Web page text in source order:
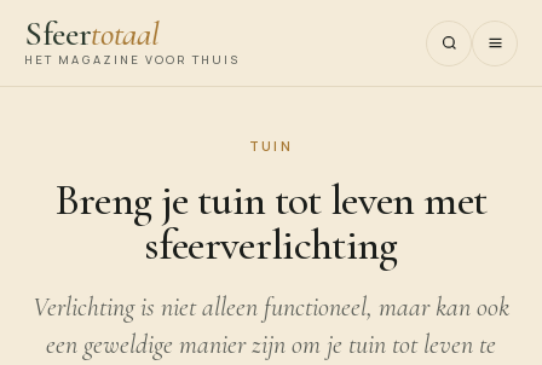
Sfeertotaal
HET MAGAZINE VOOR THUIS
TUIN
Breng je tuin tot leven met
sfeerverlichting
Verlichting is niet alleen functioneel, maar kan ook
een geweldige manier zijn om je tuin tot leven te